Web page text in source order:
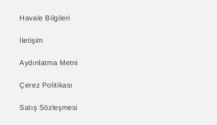
Havale Bilgileri
İletişim
Aydınlatma Metni
Çerez Politikası
Satış Sözleşmesi